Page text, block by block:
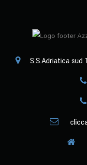
S.S.Adriatica sud